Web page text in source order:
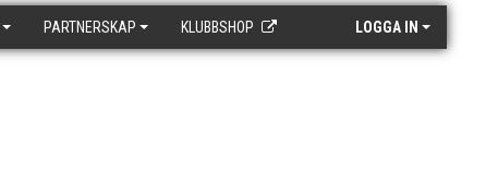
PARTNERSKAP KLUBBSHOP LOGGA IN